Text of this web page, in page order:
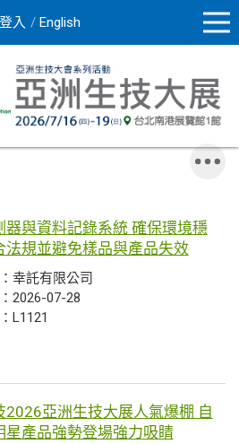
入 English
器與資料記錄系統 確保環境穩
法規並避免樣品與產品失效
幸託有限公司
2026-07-28
L1121
2026亞洲生技大展人氣爆棚 自
星產品強勢登場強力吸睛